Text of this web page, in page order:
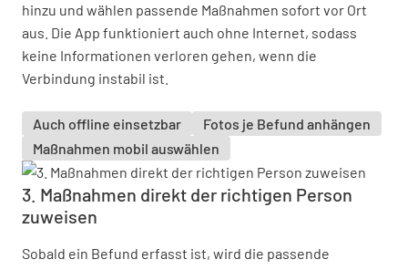
hinzu und wählen passende Maßnahmen sofort vor Ort
aus. Die App funktioniert auch ohne Internet, sodass
keine Informationen verloren gehen, wenn die
Verbindung instabil ist.
Auch offline einsetzbar
Fotos je Befund anhängen
Maßnahmen mobil auswählen
3. Maßnahmen direkt der richtigen Person
zuweisen
Sobald ein Befund erfasst ist, wird die passende